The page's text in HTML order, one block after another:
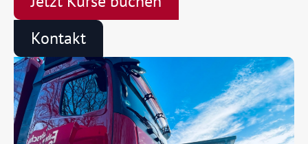
Kontakt